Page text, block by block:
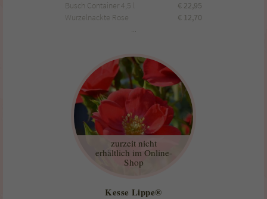
Busch Container 4,5 l € 22,95
Wurzelnackte Rose
€ 12,70
...
zurzeit nicht
erhältlich im Online-
Shop
Kesse Lippe®